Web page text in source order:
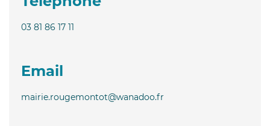
03 81 86 17 11
Email
mairie.rougemontot@wanadoo.fr